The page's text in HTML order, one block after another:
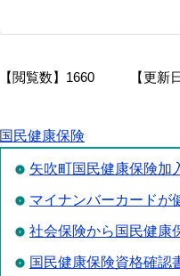
【閲覧数】 1660 【更新
国民健康保険
矢吹町国民健康保険加
マイナンバーカードが
社会保険から国民健康
国民健康保険資格確認